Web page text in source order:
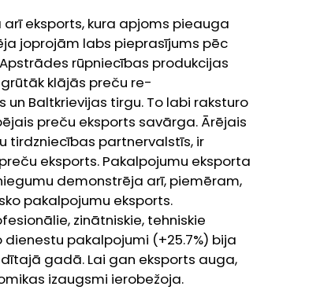
eksports, kura apjoms pieauga
joprojām labs pieprasījums pēc
rūpniecības produkcijas
klājās preču re-
Baltkrievijas tirgu. To labi raksturo
preču eksports savārga. Ārējais
tirdzniecības partnervalstīs, ir
eksports. Pakalpojumu eksporta
demonstrēja arī, piemēram,
pakalpojumu eksports.
zinātniskie, tehniskie
pakalpojumi (+25.7%) bija
gadā. Lai gan eksports auga,
izaugsmi ierobežoja.